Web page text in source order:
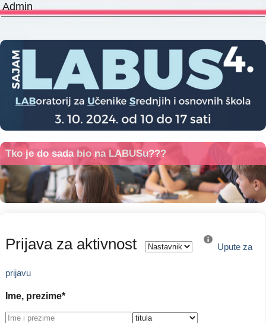
Admin
Tko je do sada bio na LABUSu???
Prijava za aktivnost Upute za
prijavu
Ime, prezime*